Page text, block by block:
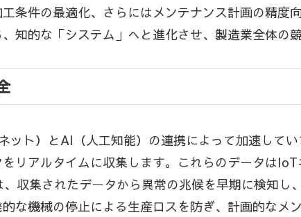
条件の最適化、さらにはメンテナンス計画の精度
知的な「システム」へと進化させ、製造業全体の
ト）とAI（人工知能）の連携によって加速して
リアルタイムに収集します。これらのデータは
収集されたデータから異常の兆候を早期に検知し
な機械の停止による生産ロスを防ぎ、計画的なメ